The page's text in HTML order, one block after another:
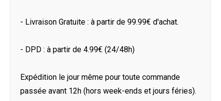
- Livraison Gratuite : à partir de 99.99€ d'achat.
- DPD : à partir de 4.99€ (24/48h)
Expédition le jour même pour toute commande
passée avant 12h (hors week-ends et jours féries).